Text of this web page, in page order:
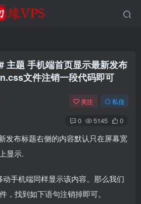
主题 手机端首页显示最新发布
文件注销一段代码即可
关注 私信
0 5145 0
发布标题右侧的内容默认只在屏幕宽
显示.
手机端同样显示该内容。那么我们
，找到如下语句注销掉即可。